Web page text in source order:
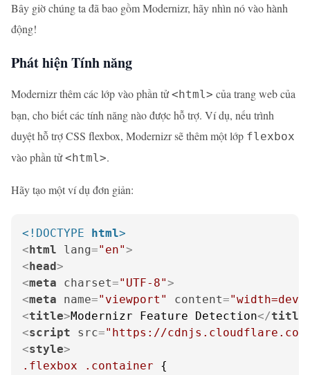
Bây giờ chúng ta đã bao gồm Modernizr, hãy nhìn nó vào hành
động!
Phát hiện Tính năng
Modernizr thêm các lớp vào phần tử<html> của trang web của
bạn, cho biết các tính năng nào được hỗ trợ. Ví dụ, nếu trình
duyệt hỗ trợ CSS flexbox, Modernizr sẽ thêm một lớp flexbox
vào phần tử<html>.
Hãy tạo một ví dụ đơn giản:
<!DOCTYPE html>
<html lang="en">
<head>
<meta charset="UTF-8">
<meta name="viewport" content=
<title>Modernizr Feature Detection</title
<script src="https://
<style>
.flexbox
.container